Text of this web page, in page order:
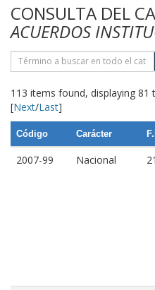
CONSULTA DEL
ACUERDOS
113 items found, displaying 81
[Next/Last]
Código Carácter
2007-99 Nacional